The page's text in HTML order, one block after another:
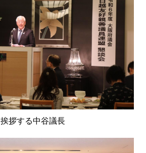
挨拶する中谷議長